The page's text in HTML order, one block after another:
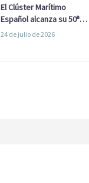
Ayuntamiento
El Clúster Marítimo
Español alcanza su 50ª
Asamblea reafirmando su
24 de julio de 2026